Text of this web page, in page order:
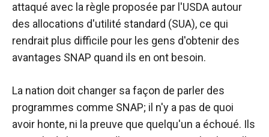
attaqué avec la règle proposée par l'USDA autour
des allocations d'utilité standard (SUA), ce qui
rendrait plus difficile pour les gens d'obtenir des
avantages SNAP quand ils en ont besoin.
La nation doit changer sa façon de parler des
programmes comme SNAP; il n'y a pas de quoi
avoir honte, ni la preuve que quelqu'un a échoué. Ils